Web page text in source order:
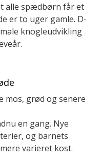
alle spædbørn får et
er to uger gamle. D-
knogleudvikling
mos, grød og senere
en gang. Nye
og barnets
varieret kost.